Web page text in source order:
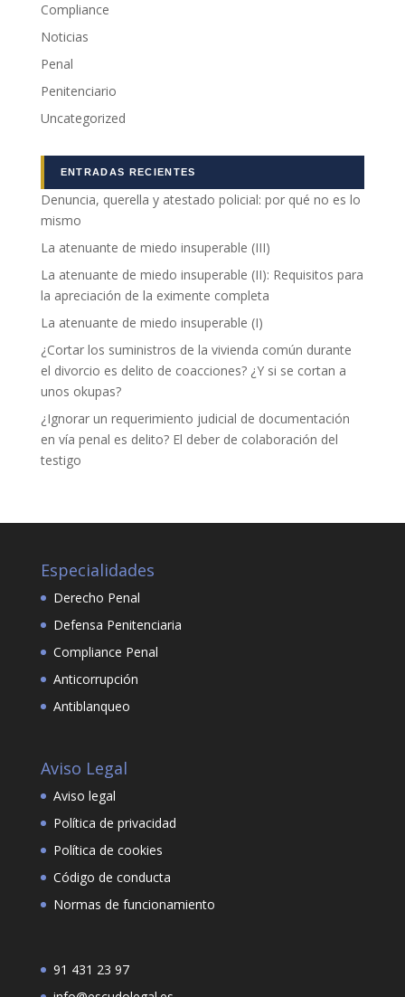
Compliance
Noticias
Penal
Penitenciario
Uncategorized
ENTRADAS RECIENTES
Denuncia, querella y atestado policial: por qué no es lo
mismo
La atenuante de miedo insuperable (III)
La atenuante de miedo insuperable (II): Requisitos para
la apreciación de la eximente completa
La atenuante de miedo insuperable (I)
¿Cortar los suministros de la vivienda común durante
el divorcio es delito de coacciones? ¿Y si se cortan a
unos okupas?
¿Ignorar un requerimiento judicial de documentación
en vía penal es delito? El deber de colaboración del
testigo
Especialidades
Derecho Penal
Defensa Penitenciaria
Compliance Penal
Anticorrupción
Antiblanqueo
Aviso Legal
Aviso legal
Política de privacidad
Política de cookies
Código de conducta
Normas de funcionamiento
91 431 23 97